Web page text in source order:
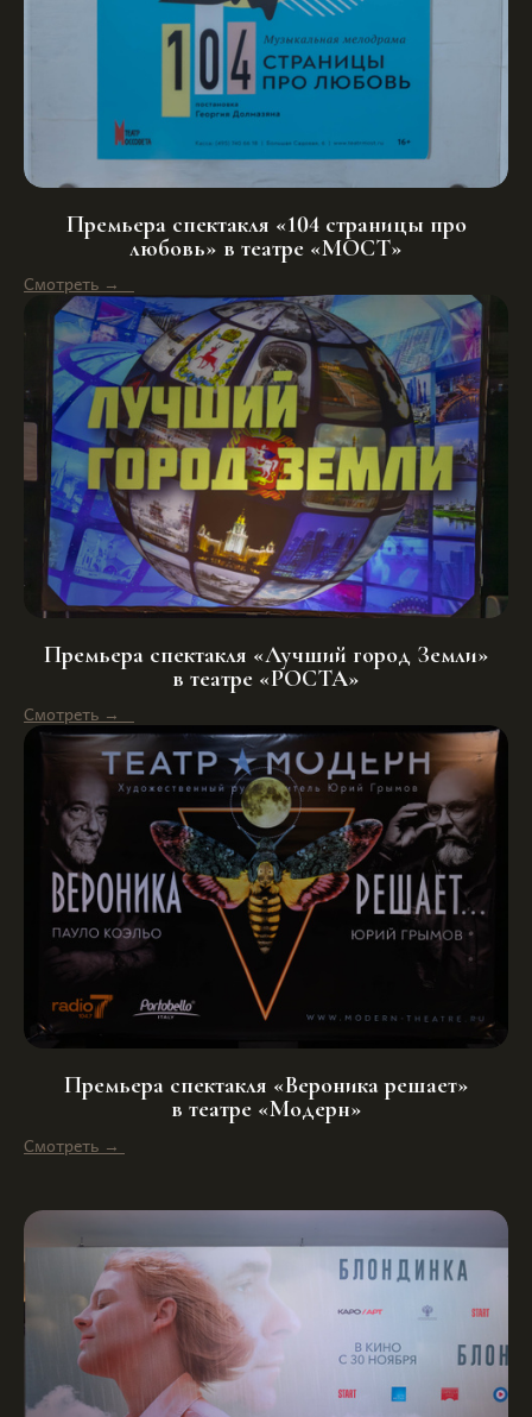
Премьера спектакля «104 страницы про
любовь» в театре «МОСТ»
Смотреть →
Премьера спектакля «Лучший город Земли»
в театре «РОСТА»
Смотреть →
Премьера спектакля «Вероника решает»
в театре «Модерн»
Смотреть →